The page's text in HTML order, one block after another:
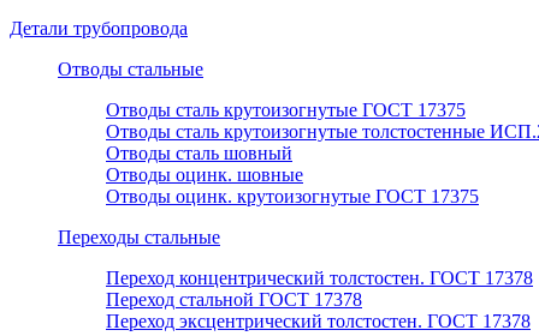
Детали трубопровода
Отводы стальные
Отводы сталь крутоизогнутые ГОСТ 17375
Отводы сталь крутоизогнутые толстостенные
Отводы сталь шовный
Отводы оцинк. шовные
Отводы оцинк. крутоизогнутые ГОСТ 17375
Переходы стальные
Переход концентрический толстостен. ГОСТ 17378
Переход стальной ГОСТ 17378
Переход эксцентрический толстостен. ГОСТ 17378